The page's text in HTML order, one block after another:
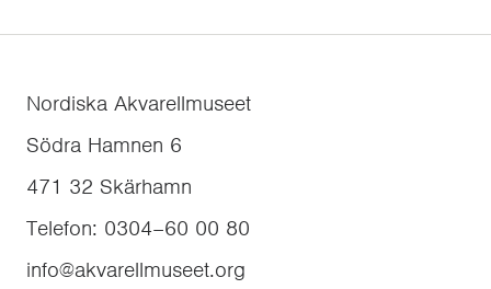
Nordiska Akvarellmuseet
Södra Hamnen 6
471 32 Skärhamn
Telefon: 0304–60 00 80
info@akvarellmuseet.org